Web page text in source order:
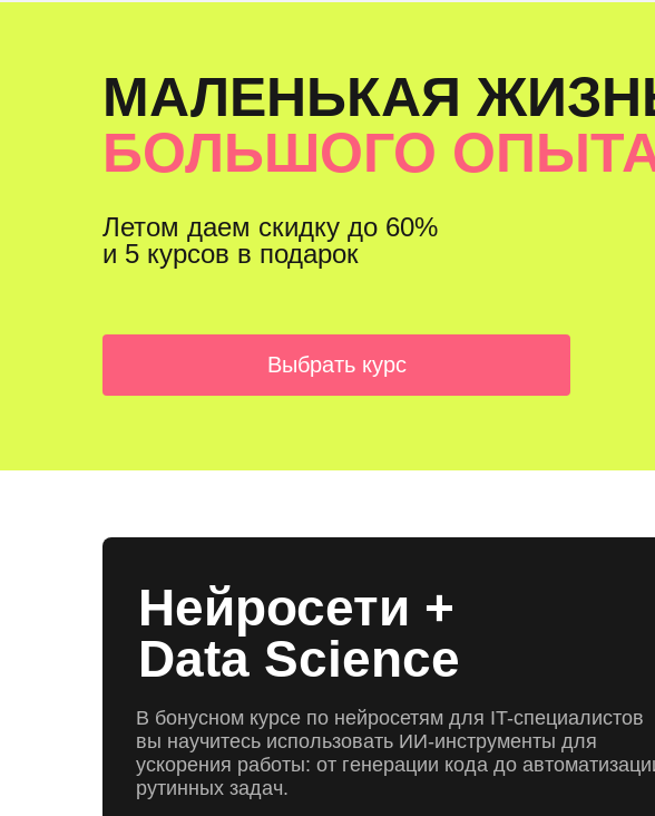
Летом даем скидку до 60%
и 5 курсов в подарок
МАЛЕНЬКАЯ
БОЛЬШОГО
Выбрать курс
Нейросети +
Data Science
В бонусном курсе по нейросетям для IT-специалистов
вы научитесь использовать ИИ-инструменты для
ускорения работы: от генерации кода до
рутинных задач.